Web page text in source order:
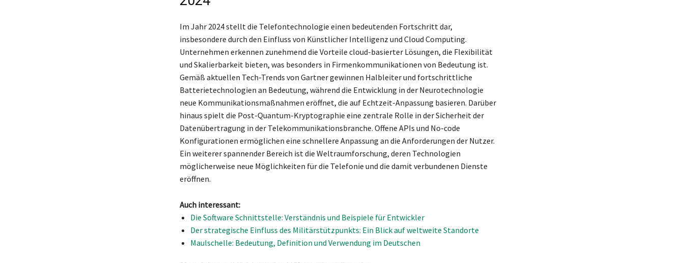
Im Jahr 2024 stellt die Telefontechnologie einen bedeutenden Fortschritt dar,
insbesondere durch den Einfluss von Künstlicher Intelligenz und Cloud Computing.
Unternehmen erkennen zunehmend die Vorteile cloud-basierter Lösungen, die Flexibilität
und Skalierbarkeit bieten, was besonders in Firmenkommunikationen von Bedeutung ist.
Gemäß aktuellen Tech-Trends von Gartner gewinnen Halbleiter und fortschrittliche
Batterietechnologien an Bedeutung, während die Entwicklung in der Neurotechnologie
neue Kommunikationsmaßnahmen eröffnet, die auf Echtzeit-Anpassung basieren. Darüber
hinaus spielt die Post-Quantum-Kryptographie eine zentrale Rolle in der Sicherheit der
Datenübertragung in der Telekommunikationsbranche. Offene APIs und No-code
Konfigurationen ermöglichen eine schnellere Anpassung an die Anforderungen der Nutzer.
Ein weiterer spannender Bereich ist die Weltraumforschung, deren Technologien
möglicherweise neue Möglichkeiten für die Telefonie und die damit verbundenen Dienste
eröffnen.
Auch interessant:
Die Software Schnittstelle: Verständnis und Beispiele für Entwickler
Der strategische Einfluss des Militärstützpunkts: Ein Blick auf weltweite Standorte
Maulschelle: Bedeutung, Definition und Verwendung im Deutschen